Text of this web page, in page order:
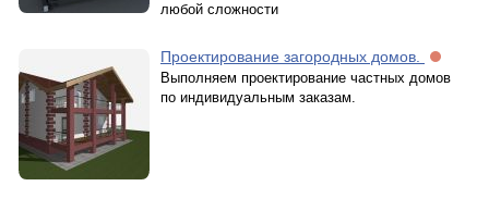
любой сложности
Проектирование загородных домов.
Выполняем проектирование частных домов
по индивидуальным заказам.